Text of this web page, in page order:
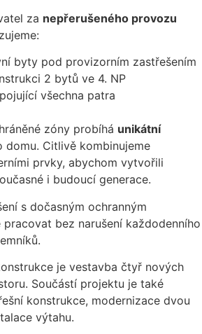
za nepřerušeného provozu
byty pod provizorním zastřešením
2 bytů ve 4. NP
všechna patra
zóny probíhá unikátní
domu. Citlivě kombinujeme
prvky, abychom vytvořili
i budoucí generace.
s dočasným ochranným
pracovat bez narušení každodenního
je vestavba čtyř nových
Součástí projektu je také
konstrukce, modernizace dvou
výtahu.